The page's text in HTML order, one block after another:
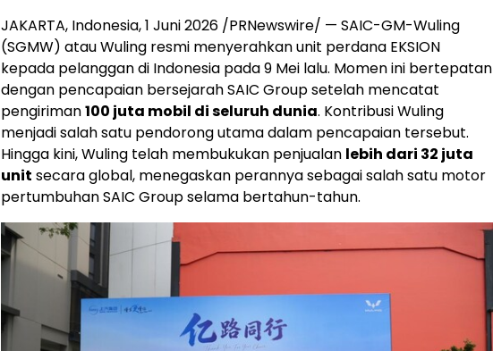
JAKARTA, Indonesia, 1 Juni 2026 /PRNewswire/ — SAIC-GM-Wuling
(SGMW) atau Wuling resmi menyerahkan unit perdana EKSION
kepada pelanggan di Indonesia pada 9 Mei lalu. Momen ini bertepatan
dengan pencapaian bersejarah SAIC Group setelah mencatat
pengiriman100 juta mobil di seluruh dunia. Kontribusi Wuling
menjadi salah satu pendorong utama dalam pencapaian tersebut.
Hingga kini, Wuling telah membukukan penjualan lebih dari 32 juta
unit secara global, menegaskan perannya sebagai salah satu motor
pertumbuhan SAIC Group selama bertahun-tahun.